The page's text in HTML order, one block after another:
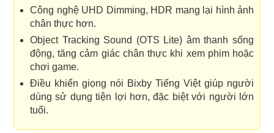
Công nghệ UHD Dimming, HDR mang lại hình ảnh
chân thực hơn.
Object Tracking Sound (OTS Lite) âm thanh sống
động, tăng cảm giác chân thực khi xem phim hoặc
chơi game.
Điều khiển giọng nói Bixby Tiếng Việt giúp người
dùng sử dụng tiện lợi hơn, đặc biệt với người lớn
tuổi.